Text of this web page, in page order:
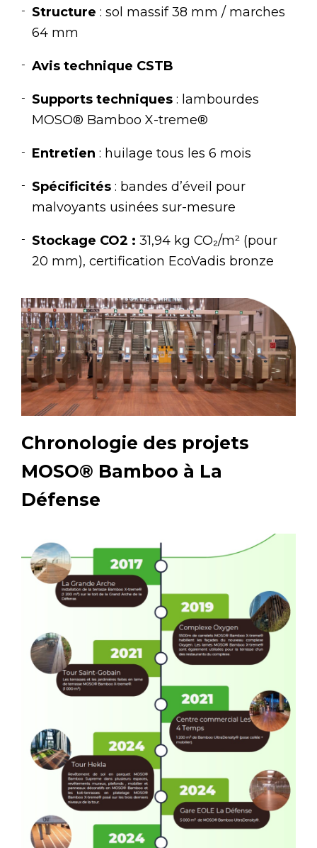
Structure : sol massif 38 mm / marches
64 mm
Avis technique CSTB
Supports techniques : lambourdes
MOSO® Bamboo X-treme®
Entretien : huilage tous les 6 mois
Spécificités : bandes d’éveil pour
malvoyants usinées sur-mesure
Stockage CO2 : 31,94 kg CO₂/m² (pour
20 mm), certification EcoVadis bronze
Chronologie des projets
MOSO® Bamboo à La
Défense